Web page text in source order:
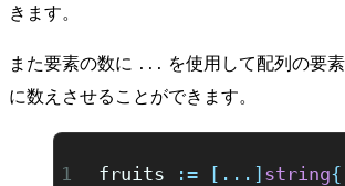
きます。
また要素の数に ... を使用して配列の要
に数えさせることができます。
fruits := [...] string{